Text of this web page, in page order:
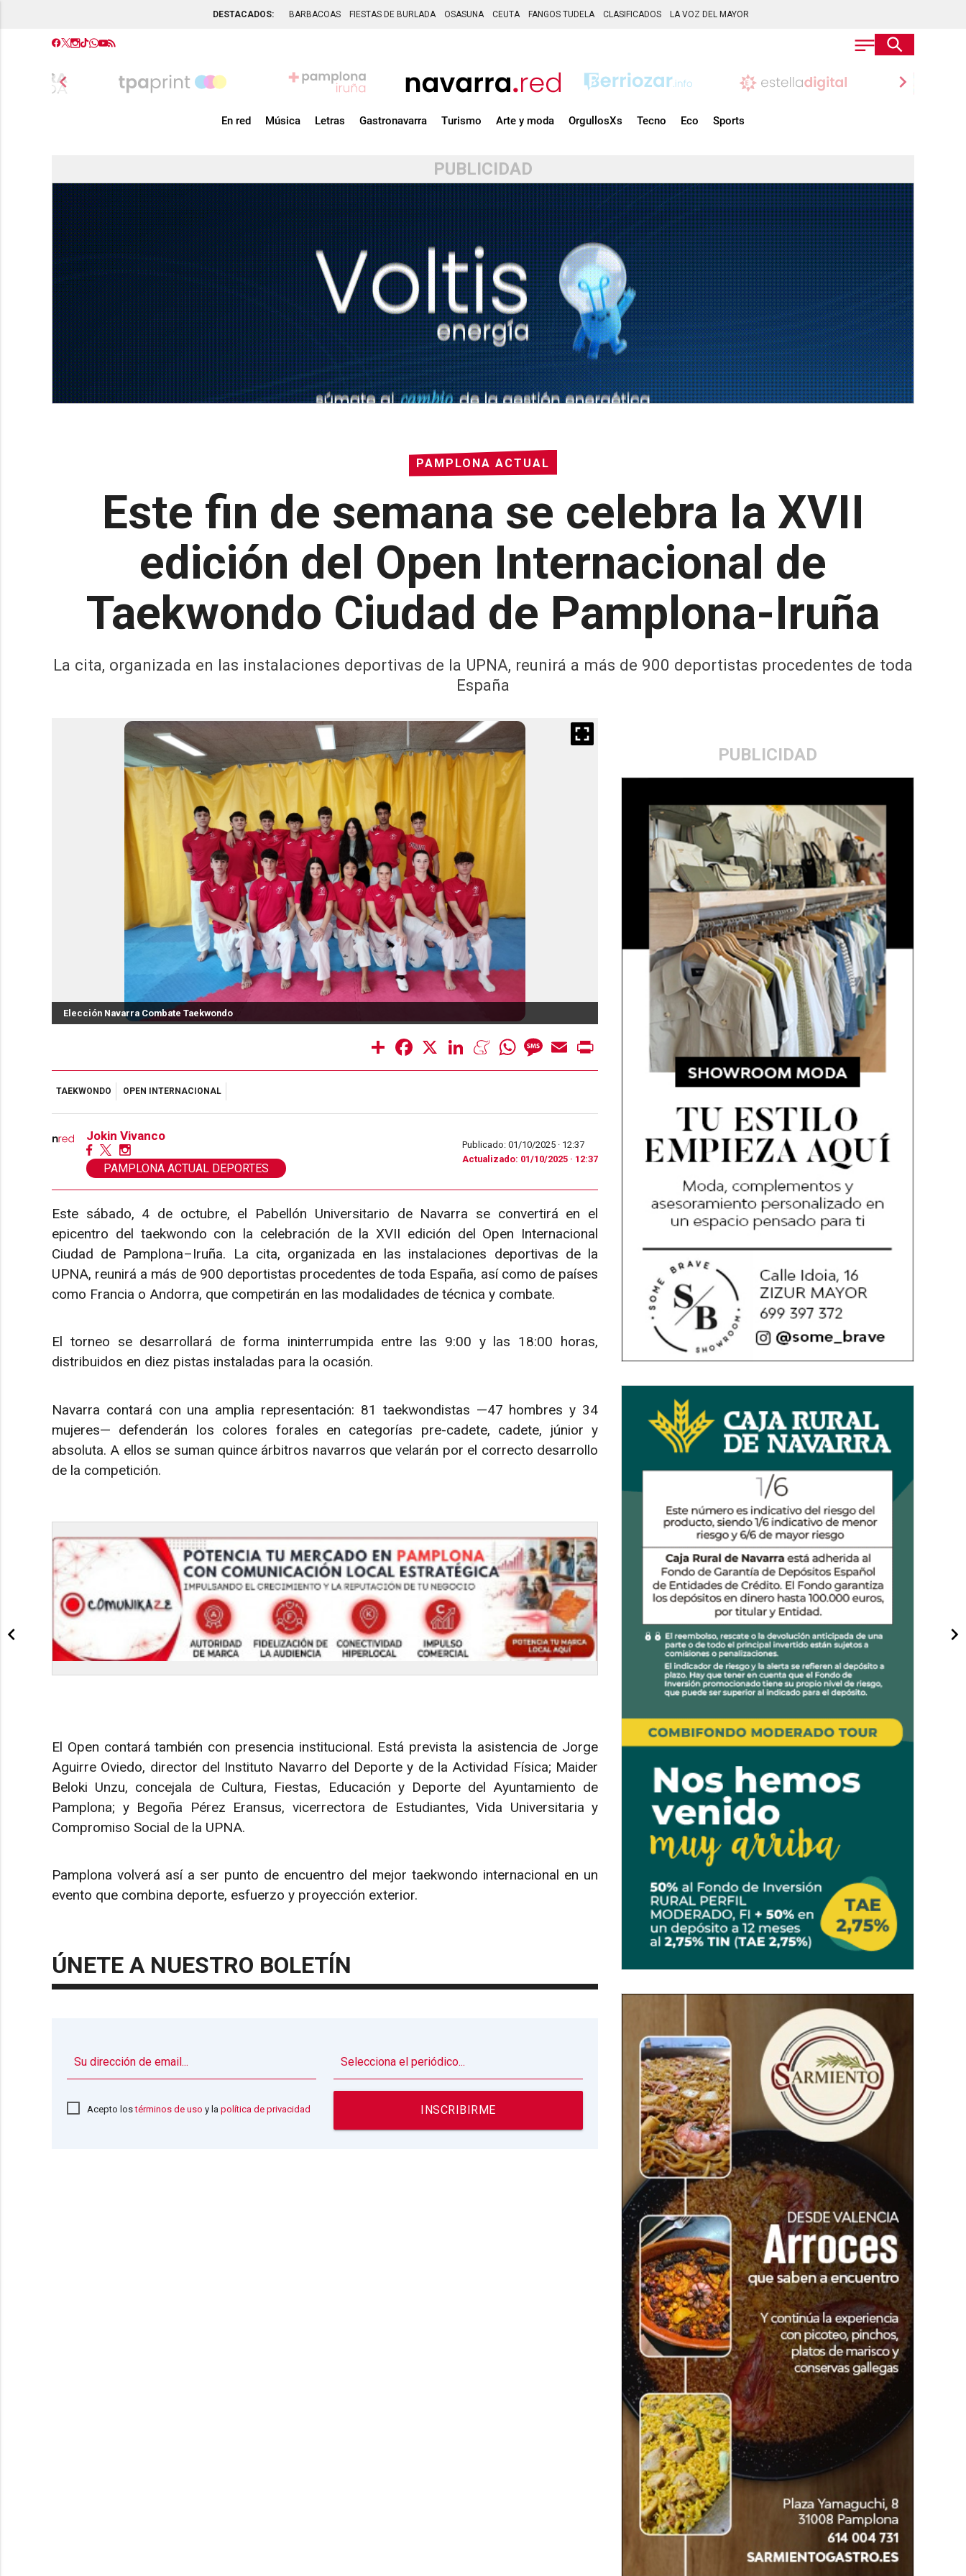
DESTACADOS: BARBACOAS FIESTAS DE BURLADA OSASUNA CEUTA FANGOS TUDELA CLASIFICADOS LA VOZ DEL MAYOR
chevron_left chevron_right
En red Música Letras Gastronavarra Turismo Arte y moda OrgullosXs Tecno Eco Sports
PUBLICIDAD
PAMPLONA ACTUAL
Este fin de semana se celebra la XVII
edición del Open Internacional de
Taekwondo Ciudad de Pamplona-Iruña
La cita, organizada en las instalaciones deportivas de la UPNA, reunirá a más de 900 deportistas procedentes de toda
España
PUBLICIDAD
Elección Navarra Combate Taekwondo Taekwondo Navarra
Share Facebook LinkedInMeneameWhatsAppMessage
Email
TAEKWONDO OPEN INTERNACIONAL
Jokin Vivanco
PAMPLONA ACTUAL DEPORTES
Publicado: 01/10/2025 · 12:37
Actualizado: 01/10/2025 · 12:37
Este sábado, 4 de octubre, el Pabellón Universitario de Navarra se convertirá en el
epicentro del taekwondo con la celebración de la XVII edición del Open Internacional
Ciudad de Pamplona–Iruña. La cita, organizada en las instalaciones deportivas de la
UPNA, reunirá a más de 900 deportistas procedentes de toda España, así como de países
como Francia o Andorra, que competirán en las modalidades de técnica y combate.
El torneo se desarrollará de forma ininterrumpida entre las 9:00 y las 18:00 horas,
distribuidos en diez pistas instaladas para la ocasión.
Navarra contará con una amplia representación: 81 taekwondistas —47 hombres y 34
mujeres— defenderán los colores forales en categorías pre-cadete, cadete, júnior y
absoluta. A ellos se suman quince árbitros navarros que velarán por el correcto desarrollo
de la competición.
El Open contará también con presencia institucional. Está prevista la asistencia de Jorge
Aguirre Oviedo, director del Instituto Navarro del Deporte y de la Actividad Física; Maider
Beloki Unzu, concejala de Cultura, Fiestas, Educación y Deporte del Ayuntamiento de
Pamplona; y Begoña Pérez Eransus, vicerrectora de Estudiantes, Vida Universitaria y
Compromiso Social de la UPNA.
Pamplona volverá así a ser punto de encuentro del mejor taekwondo internacional en un
evento que combina deporte, esfuerzo y proyección exterior.
ÚNETE A NUESTRO BOLETÍN
Acepto lostérminos de uso y la política de privacidad INSCRIBIRME